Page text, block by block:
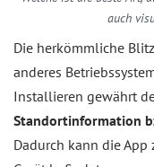
auch
Die herkömmliche
anderes
Installieren gewährt
Standortinformation
Dadurch kann die